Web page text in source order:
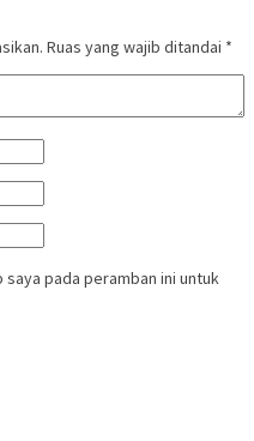
Ruas yang wajib ditandai *
pada peramban ini untuk